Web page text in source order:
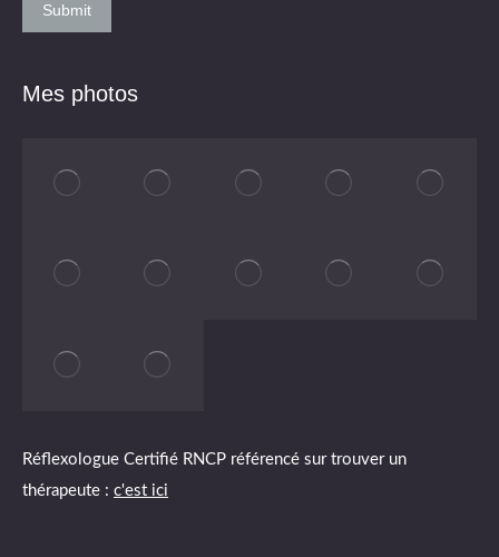
Submit
Mes photos
Réflexologue Certifié RNCP référencé sur trouver un
thérapeute : c'est ici